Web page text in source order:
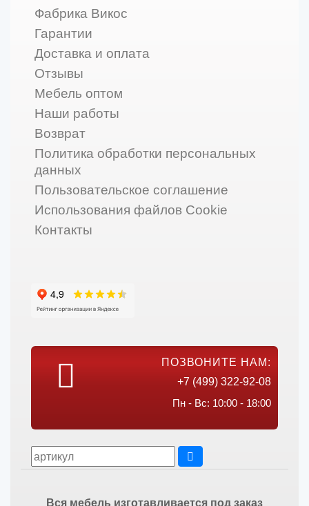
Фабрика Викос
Гарантии
Доставка и оплата
Отзывы
Мебель оптом
Наши работы
Возврат
Политика обработки персональных
данных
Пользовательское соглашение
Использования файлов Cookie
Контакты
ПОЗВОНИТЕ НАМ:
+7 (499) 322-92-08
Пн - Вс: 10:00 - 18:00
Вся мебель изготавливается под заказ